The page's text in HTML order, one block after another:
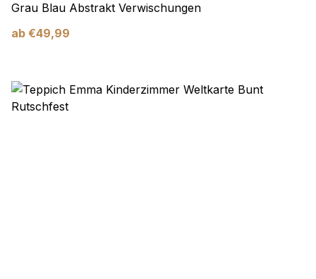
Grau Blau Abstrakt Verwischungen
ab €49,99